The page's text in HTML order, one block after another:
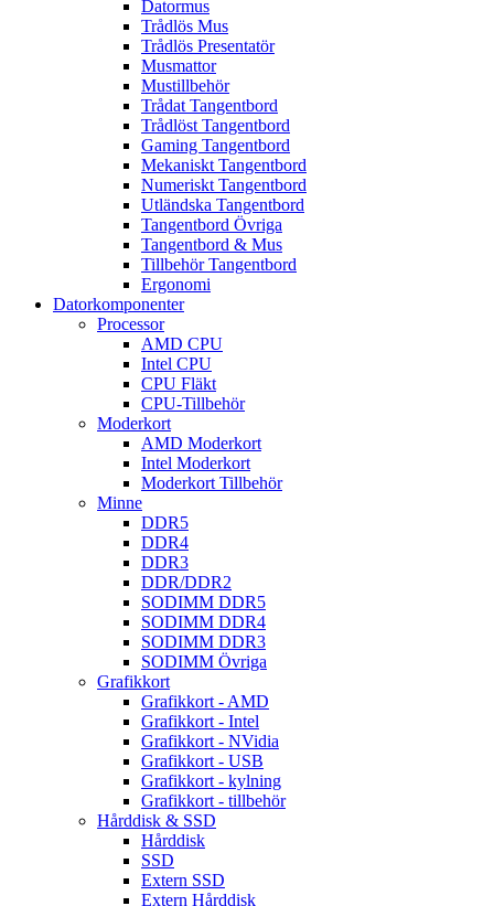
Datormus
Trådlös Mus
Trådlös Presentatör
Musmattor
Mustillbehör
Trådat Tangentbord
Trådlöst Tangentbord
Gaming Tangentbord
Mekaniskt Tangentbord
Numeriskt Tangentbord
Utländska Tangentbord
Tangentbord Övriga
Tangentbord & Mus
Tillbehör Tangentbord
Ergonomi
Datorkomponenter
Processor
AMD CPU
Intel CPU
CPU Fläkt
CPU-Tillbehör
Moderkort
AMD Moderkort
Intel Moderkort
Moderkort Tillbehör
Minne
DDR5
DDR4
DDR3
DDR/DDR2
SODIMM DDR5
SODIMM DDR4
SODIMM DDR3
SODIMM Övriga
Grafikkort
Grafikkort - AMD
Grafikkort - Intel
Grafikkort - NVidia
Grafikkort - USB
Grafikkort - kylning
Grafikkort - tillbehör
Hårddisk & SSD
Hårddisk
SSD
Extern SSD
Extern Hårddisk